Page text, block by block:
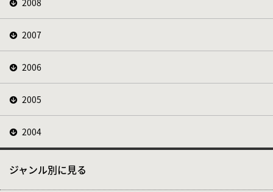
2008
2007
2006
2005
2004
ジャンル別に見る